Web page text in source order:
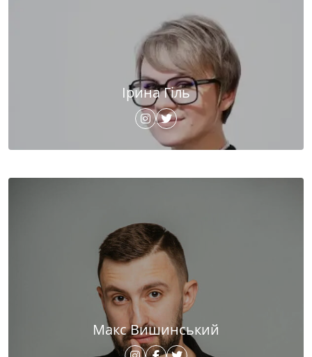
Ірина Гіль
Макс Вишинський